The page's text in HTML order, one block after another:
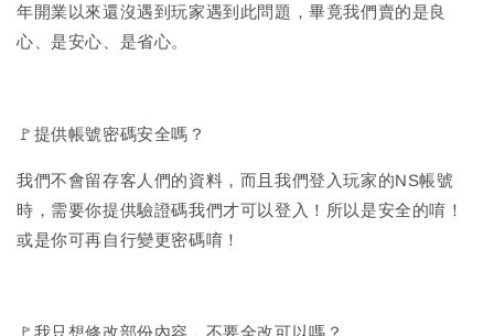
年開業以來還沒遇到玩家遇到此問題，畢竟我們賣的是良
心、是安心、是省心。
🚩提供帳號密碼安全嗎？
我們不會留存客人們的資料，而且我們登入玩家的NS帳號
時，需要你提供驗證碼我們才可以登入！所以是安全的唷！
或是你可再自行變更密碼唷！
🚩我只想修改部份內容，不要全改可以嗎？